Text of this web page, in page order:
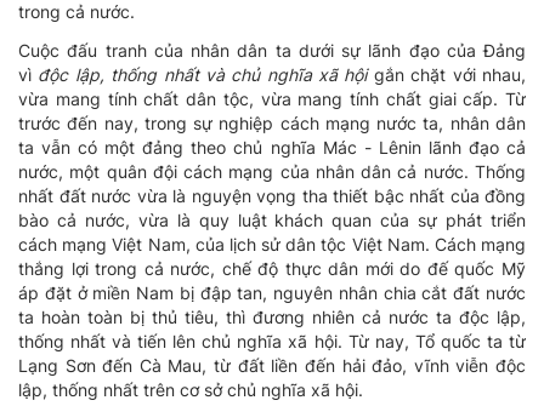
trong cả nước.
Cuộc đấu tranh của nhân dân ta dưới sự lãnh đạo của Đảng
vì độc lập, thống nhất và chủ nghĩa xã hộigắn chặt với nhau,
vừa mang tính chất dân tộc, vừa mang tính chất giai cấp. Từ
trước đến nay, trong sự nghiệp cách mạng nước ta, nhân dân
ta vẫn có một đảng theo chủ nghĩa Mác - Lênin lãnh đạo cả
nước, một quân đội cách mạng của nhân dân cả nước. Thống
nhất đất nước vừa là nguyện vọng tha thiết bậc nhất của đồng
bào cả nước, vừa là quy luật khách quan của sự phát triển
cách mạng Việt Nam, của lịch sử dân tộc Việt Nam. Cách mạng
thắng lợi trong cả nước, chế độ thực dân mới do đế quốc Mỹ
áp đặt ở miền Nam bị đập tan, nguyên nhân chia cắt đất nước
ta hoàn toàn bị thủ tiêu, thì đương nhiên cả nước ta độc lập,
thống nhất và tiến lên chủ nghĩa xã hội. Từ nay, Tổ quốc ta từ
Lạng Sơn đến Cà Mau, từ đất liền đến hải đảo, vĩnh viễn độc
lập, thống nhất trên cơ sở chủ nghĩa xã hội.